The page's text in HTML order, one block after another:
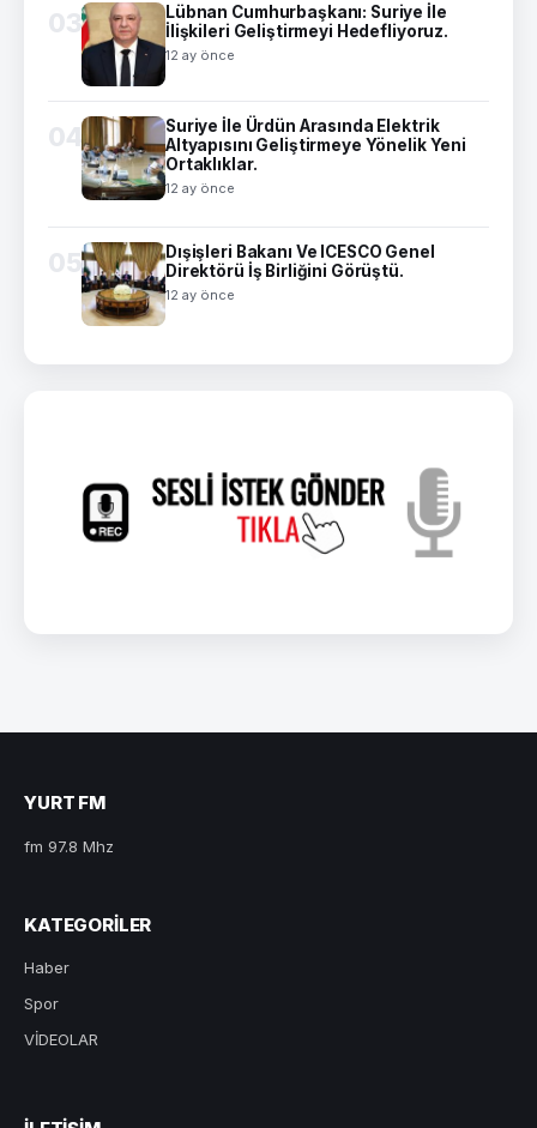
03
Lübnan Cumhurbaşkanı: Suriye İle
İlişkileri Geliştirmeyi Hedefliyoruz.
12 ay önce
04
Suriye İle Ürdün Arasında Elektrik
Altyapısını Geliştirmeye Yönelik Yeni
Ortaklıklar.
12 ay önce
05
Dışişleri Bakanı Ve ICESCO Genel
Direktörü İş Birliğini Görüştü.
12 ay önce
YURT FM
fm 97.8 Mhz
KATEGORILER
Haber
Spor
VİDEOLAR